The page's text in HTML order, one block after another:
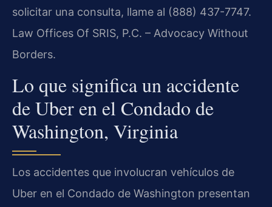
solicitar una consulta, llame al (888) 437-7747.
Law Offices Of SRIS, P.C. – Advocacy Without
Borders.
Lo que significa un accidente
de Uber en el Condado de
Washington, Virginia
Los accidentes que involucran vehículos de
Uber en el Condado de Washington presentan